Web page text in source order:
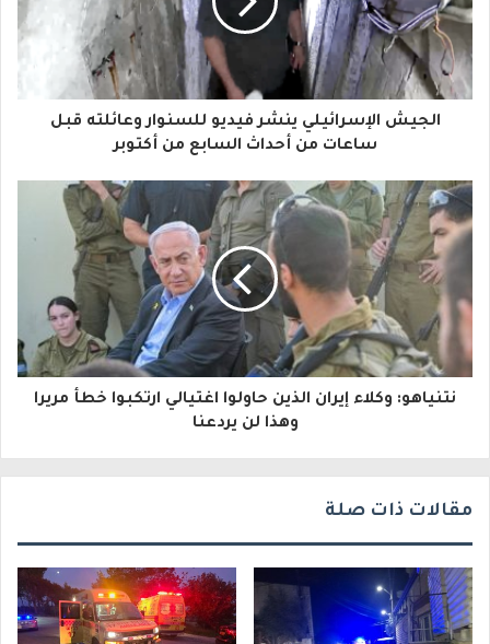
د
ك
ا
إ
ل
ت
الجيش الإسرائيلي ينشر فيديو للسنوار وعائلته قبل
ساعات من أحداث السابع من أكتوبر
نتنياهو: وكلاء إيران الذين حاولوا اغتيالي ارتكبوا خطأ مريرا
وهذا لن يردعنا
مقالات ذات صلة